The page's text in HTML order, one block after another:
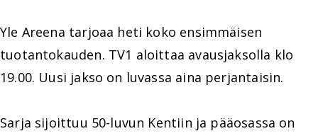
Yle Areena tarjoaa heti koko ensimmäisen
tuotantokauden. TV1 aloittaa avausjaksolla klo
19.00. Uusi jakso on luvassa aina perjantaisin.
Sarja sijoittuu 50-luvun Kentiin ja pääosassa on